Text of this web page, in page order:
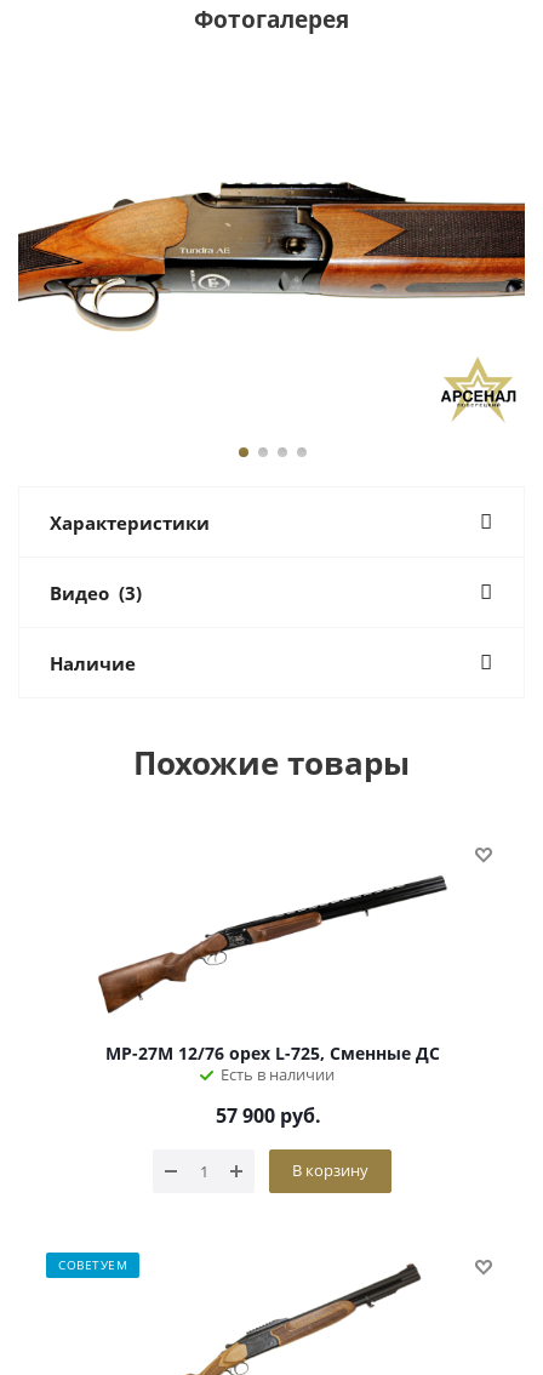
Фотогалерея
Характеристики
Видео (3)
Наличие
Похожие товары
МР-27М 12/76 орех L-725, Сменные ДС
Есть в наличии
57 900руб.
В корзину
СОВЕТУЕМ